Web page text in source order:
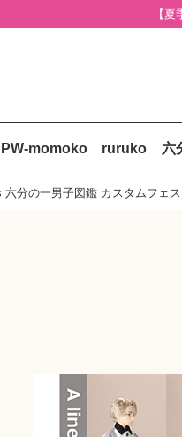
【
PW-momoko ruruko 六
六分の一男子図鑑 カスタムフェ